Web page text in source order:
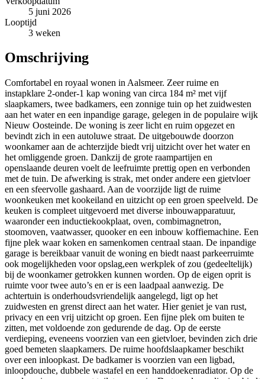
5 juni 2026
Looptijd
3 weken
Omschrijving
Comfortabel en royaal wonen in Aalsmeer. Zeer ruime en
instapklare 2-onder-1 kap woning van circa 184 m² met vijf
slaapkamers, twee badkamers, een zonnige tuin op het zuidwesten
aan het water en een inpandige garage, gelegen in de populaire wijk
Nieuw Oosteinde. De woning is zeer licht en ruim opgezet en
bevindt zich in een autoluwe straat. De uitgebouwde doorzon
woonkamer aan de achterzijde biedt vrij uitzicht over het water en
het omliggende groen. Dankzij de grote raampartijen en
openslaande deuren voelt de leefruimte prettig open en verbonden
met de tuin. De afwerking is strak, met onder andere een gietvloer
en een sfeervolle gashaard. Aan de voorzijde ligt de ruime
woonkeuken met kookeiland en uitzicht op een groen speelveld. De
keuken is compleet uitgevoerd met diverse inbouwapparatuur,
waaronder een inductiekookplaat, oven, combimagnetron,
stoomoven, vaatwasser, quooker en een inbouw koffiemachine. Een
fijne plek waar koken en samenkomen centraal staan. De inpandige
garage is bereikbaar vanuit de woning en biedt naast parkeerruimte
ook mogelijkheden voor opslag,een werkplek of zou (gedeeltelijk)
bij de woonkamer getrokken kunnen worden. Op de eigen oprit is
ruimte voor twee auto’s en er is een laadpaal aanwezig. De
achtertuin is onderhoudsvriendelijk aangelegd, ligt op het
zuidwesten en grenst direct aan het water. Hier geniet je van rust,
privacy en een vrij uitzicht op groen. Een fijne plek om buiten te
zitten, met voldoende zon gedurende de dag. Op de eerste
verdieping, eveneens voorzien van een gietvloer, bevinden zich drie
goed bemeten slaapkamers. De ruime hoofdslaapkamer beschikt
over een inloopkast. De badkamer is voorzien van een ligbad,
inloopdouche, dubbele wastafel en een handdoekenradiator. Op de